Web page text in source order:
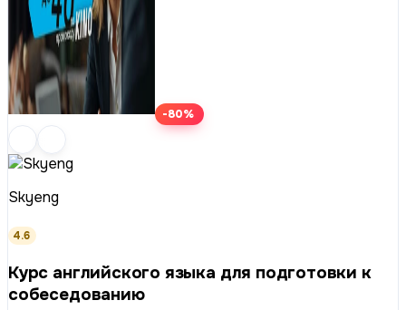
-80%
Skyeng
4.6
Курс английского языка для подготовки к
собеседованию